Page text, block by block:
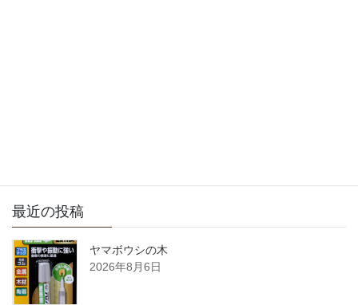
最近の投稿
ヤマボウシの木
2026年8月6日